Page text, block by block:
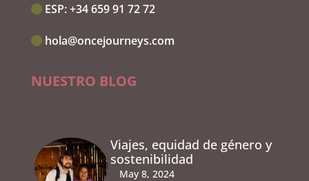
ESP:‭+34 659 91 72 72
hola@oncejourneys.com
NUESTRO BLOG
Viajes, equidad de género y
sostenibilidad
May 8, 2024